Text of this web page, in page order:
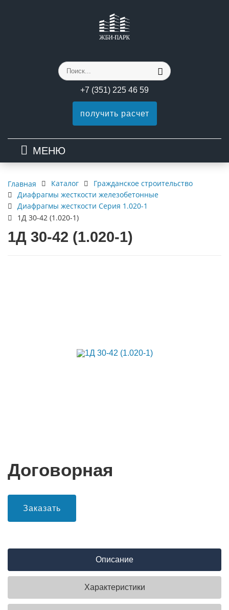
+7 (351) 225 46 59
получить расчет
МЕНЮ
Главная Каталог
Гражданское строительство
Диафрагмы жесткости железобетонные
Диафрагмы жесткости Серия 1.020-1
1Д 30-42 (1.020-1)
1Д 30-42 (1.020-1)
Договорная
Заказать
Описание
Характеристики